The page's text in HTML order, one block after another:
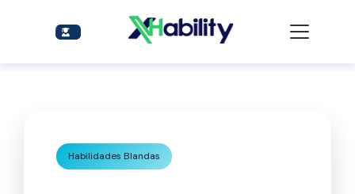
Habilidades Blandas